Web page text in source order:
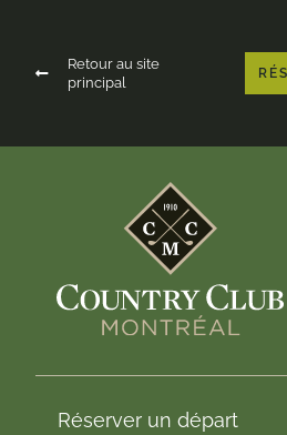
Retour au site
principal
Réserver un départ